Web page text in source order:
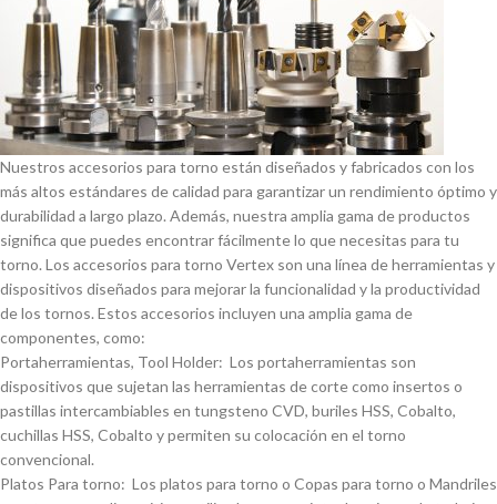
Nuestros accesorios para torno están diseñados y fabricados con los
más altos estándares de calidad para garantizar un rendimiento óptimo y
durabilidad a largo plazo. Además, nuestra amplia gama de productos
significa que puedes encontrar fácilmente lo que necesitas para tu
torno. Los accesorios para torno Vertex son una lí­nea de herramientas y
dispositivos diseñados para mejorar la funcionalidad y la productividad
de los tornos. Estos accesorios incluyen una amplia gama de
componentes, como:
Portaherramientas, Tool Holder: Los portaherramientas son
dispositivos que sujetan las herramientas de corte como insertos o
pastillas intercambiables en tungsteno CVD, buriles HSS, Cobalto,
cuchillas HSS, Cobalto y permiten su colocación en el torno
convencional.
Platos Para torno: Los platos para torno o Copas para torno o Mandriles